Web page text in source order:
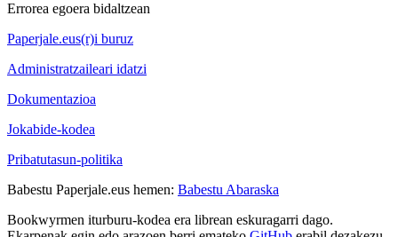
Errorea egoera bidaltzean
Paperjale.eus(r)i buruz
Administratzaileari idatzi
Dokumentazioa
Jokabide-kodea
Pribatutasun-politika
Babestu Paperjale.eus hemen: Babestu Abaraska
Bookwyrmen iturburu-kodea era librean eskuragarri dago.